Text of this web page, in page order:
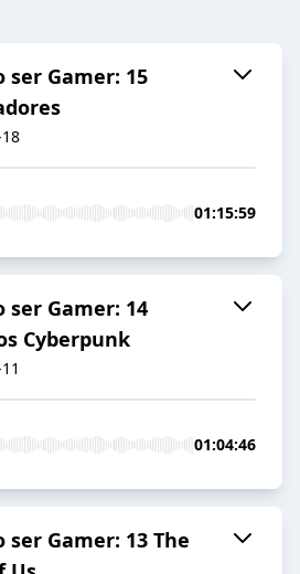
ser Gamer: 15
01:15:59
ser Gamer: 14
Cyberpunk
01:04:46
ser Gamer: 13 The